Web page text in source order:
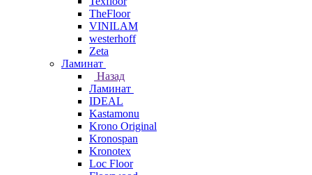
TheFloor
VINILAM
westerhoff
Zeta
Ламинат
Назад
Ламинат
IDEAL
Kastamonu
Krono Original
Kronospan
Kronotex
Loc Floor